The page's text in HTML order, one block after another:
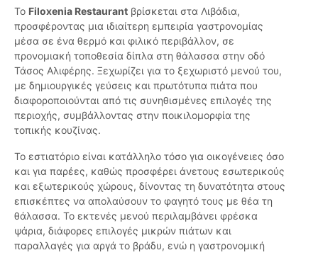
Το Filoxenia Restaurant βρίσκεται στα Λιβάδια,
προσφέροντας μια ιδιαίτερη εμπειρία γαστρονομίας
μέσα σε ένα θερμό και φιλικό περιβάλλον, σε
προνομιακή τοποθεσία δίπλα στη θάλασσα στην οδό
Τάσος Αλιφέρης. Ξεχωρίζει για το ξεχωριστό μενού του,
με δημιουργικές γεύσεις και πρωτότυπα πιάτα που
διαφοροποιούνται από τις συνηθισμένες επιλογές της
περιοχής, συμβάλλοντας στην ποικιλομορφία της
τοπικής κουζίνας.
Το εστιατόριο είναι κατάλληλο τόσο για οικογένειες όσο
και για παρέες, καθώς προσφέρει άνετους εσωτερικούς
και εξωτερικούς χώρους, δίνοντας τη δυνατότητα στους
επισκέπτες να απολαύσουν το φαγητό τους με θέα τη
θάλασσα. Το εκτενές μενού περιλαμβάνει φρέσκα
ψάρια, διάφορες επιλογές μικρών πιάτων και
παραλλαγές για αργά το βράδυ, ενώ η γαστρονομική